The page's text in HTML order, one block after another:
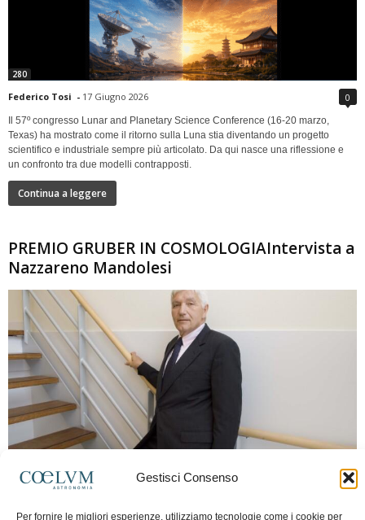
Gestisci Consenso
Per fornire le migliori esperienze, utilizziamo tecnologie come i cookie per
280
Federico Tosi - 17 Giugno 2026 0
Il 57º congresso Lunar and Planetary Science Conference (16-20 marzo,
Texas) ha mostrato come il ritorno sulla Luna stia diventando un progetto
scientifico e industriale sempre più articolato. Da qui nasce una riflessione e
un confronto tra due modelli contrapposti.
Continua a leggere
PREMIO GRUBER IN COSMOLOGIAIntervista a
Nazzareno Mandolesi
280
Frida Paolella
Intervista al professor Nazzareno Mandolesi, tra i protagonisti della cosmologia